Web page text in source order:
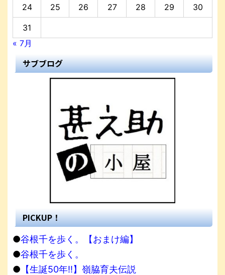
24 25 26 27 28 29 30
31
« 7月
サブブログ
PICKUP！
●谷根千を歩く。【おまけ編】
●谷根千を歩く。
● 【生誕50年!!】嶺脇育夫伝説